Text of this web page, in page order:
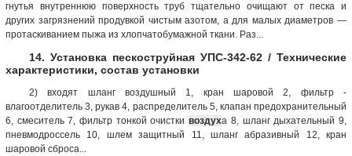
гнутья внутреннюю поверхность труб тщательно очищают от песка и
других загрязнений продувкой чистым азотом, а для малых диаметров —
протаскиванием пыжа из хлопчатобумажной ткани. Раз...
14. Установка пескоструйная УПС-342-62 / Технические
характеристики, состав установки
2) входят шланг воздушный 1, кран шаровой 2, фильтр -
влагоотделитель 3, рукав 4, распределитель 5, клапан предохранительный
6, смеситель 7, фильтр тонкой очисткивоздуха 8, шланг дыхательный 9,
пневмодроссель 10, шлем защитный 11, шланг абразивный 12, кран
шаровой сброса...